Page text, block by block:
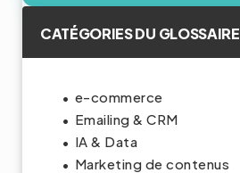
CATÉGORIES DU GLOSSAIRE
e-commerce
Emailing & CRM
IA & Data
Marketing de contenus